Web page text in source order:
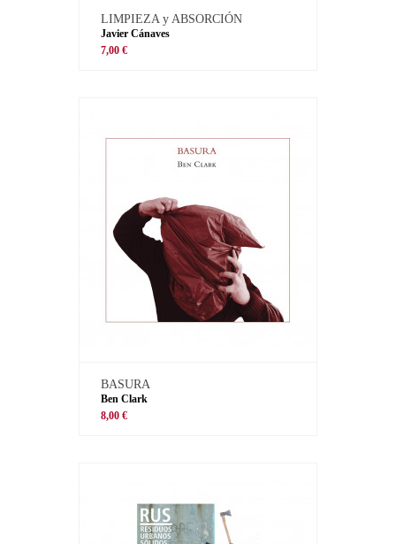
LIMPIEZA y ABSORCIÓN
Javier Cánaves
7,00 €
BASURA
Ben Clark
8,00 €